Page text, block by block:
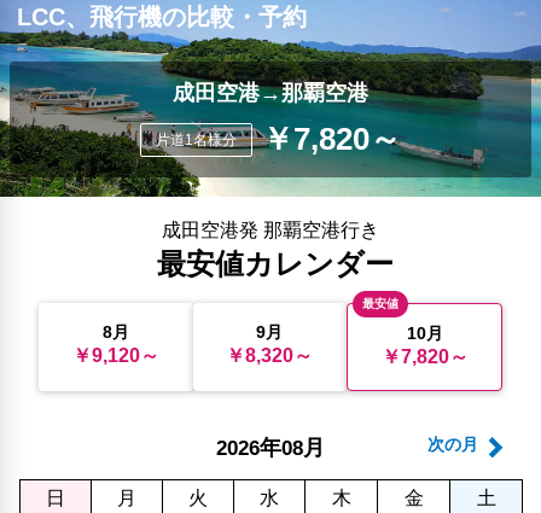
LCC、飛行機の比較・予約
成田空港→那覇空港
片道1名様分 ￥7,820～
成田空港発 那覇空港行き
最安値カレンダー
8月
￥9,120～
9月
￥8,320～
最安値
10月
￥7,820～
次の月
2026年08月
日 月 火 水 木 金
土